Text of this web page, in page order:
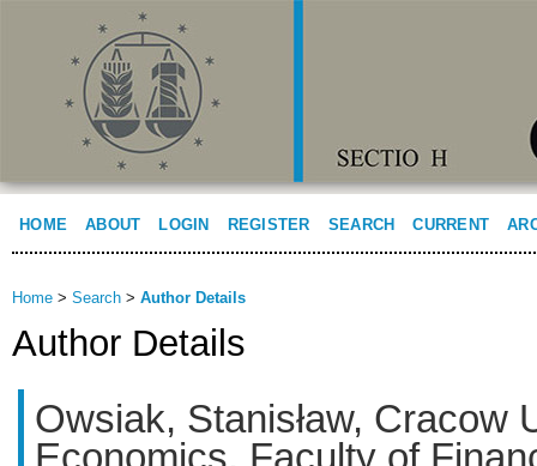
HOME ABOUT LOGIN REGISTER SEARCH CURRENT
Home > Search > Author Details
Author Details
Owsiak, Stanisław, Cracow
Economics. Faculty of